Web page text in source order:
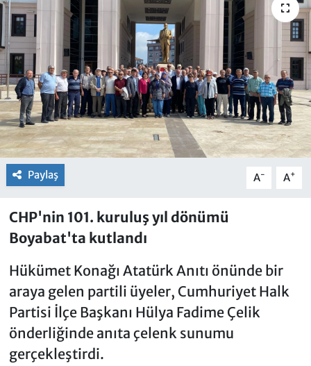
Paylaş A- A+
CHP'nin 101. kuruluş yıl dönümü
Boyabat'ta kutlandı
Hükümet Konağı Atatürk Anıtı önünde bir
araya gelen partili üyeler, Cumhuriyet Halk
Partisi İlçe Başkanı Hülya Fadime Çelik
önderliğinde anıta çelenk sunumu
gerçekleştirdi.